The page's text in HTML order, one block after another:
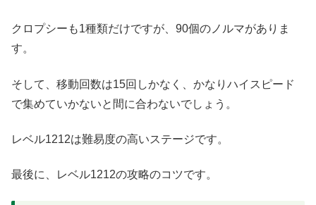
クロプシーも1種類だけですが、90個のノルマがありま
す。
そして、移動回数は15回しかなく、かなりハイスピード
で集めていかないと間に合わないでしょう。
レベル1212は難易度の高いステージです。
最後に、レベル1212の攻略のコツです。